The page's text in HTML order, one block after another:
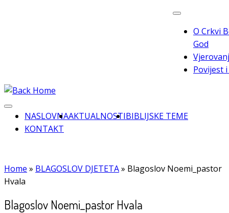
O Crkvi
God
Povijest
NASLOVNAAKTUALNOSTIBIBLIJSKE TEME
KONTAKT
Home » BLAGOSLOV DJETETA» Blagoslov Noemi_pastor
Hvala
Blagoslov Noemi_pastor Hvala